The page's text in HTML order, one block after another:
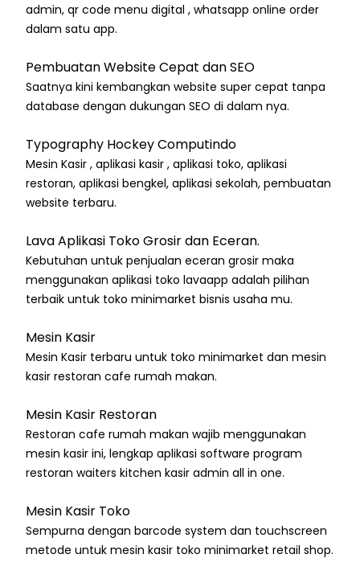
admin, qr code menu digital , whatsapp online order
dalam satu app.
Pembuatan Website Cepat dan SEO
Saatnya kini kembangkan website super cepat tanpa
database dengan dukungan SEO di dalam nya.
Typography Hockey Computindo
Mesin Kasir , aplikasi kasir , aplikasi toko, aplikasi
restoran, aplikasi bengkel, aplikasi sekolah, pembuatan
website terbaru.
Lava Aplikasi Toko Grosir dan Eceran.
Kebutuhan untuk penjualan eceran grosir maka
menggunakan aplikasi toko lavaapp adalah pilihan
terbaik untuk toko minimarket bisnis usaha mu.
Mesin Kasir
Mesin Kasir terbaru untuk toko minimarket dan mesin
kasir restoran cafe rumah makan.
Mesin Kasir Restoran
Restoran cafe rumah makan wajib menggunakan
mesin kasir ini, lengkap aplikasi software program
restoran waiters kitchen kasir admin all in one.
Mesin Kasir Toko
Sempurna dengan barcode system dan touchscreen
metode untuk mesin kasir toko minimarket retail shop.